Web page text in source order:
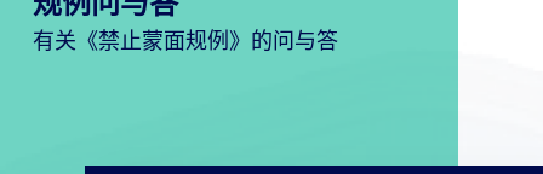
有关《禁止蒙面规例》的问与答